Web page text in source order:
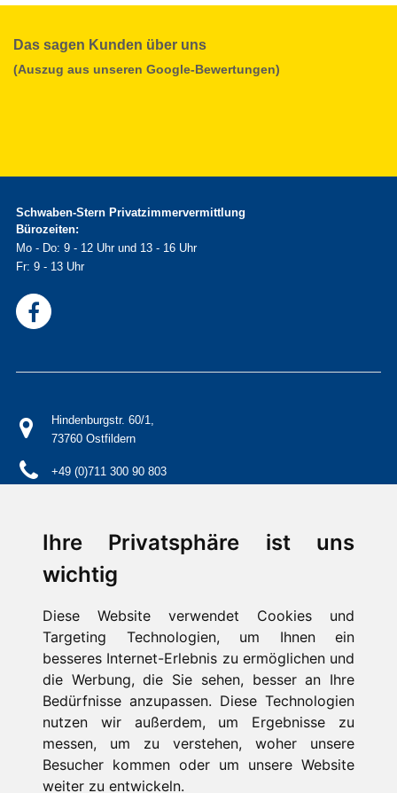
Ihre Privatsphäre ist uns
wichtig
Diese Website verwendet Cookies und
Targeting Technologien, um Ihnen ein
besseres Internet-Erlebnis zu ermöglichen und
die Werbung, die Sie sehen, besser an Ihre
Bedürfnisse anzupassen. Diese Technologien
nutzen wir außerdem, um Ergebnisse zu
messen, um zu verstehen, woher unsere
Besucher kommen oder um unsere Website
weiter zu entwickeln.
Das sagen Kunden über uns
(Auszug aus unseren Google-Bewertungen)
Schwaben-Stern Privatzimmervermittlung
Bürozeiten:
Mo - Do: 9 - 12 Uhr und 13 - 16 Uhr
Fr: 9 - 13 Uhr
Hindenburgstr. 60/1,
73760 Ostfildern
+49 (0)711 300 90 803
Kontakt
Impressum
Aktuelles / Presse
FAQ
Suche
Cookie-Einstellungen